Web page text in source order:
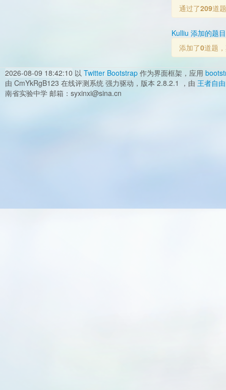
通过了209道
Kulliu 添加的题
添加了0道题
2026-08-09 18:42:10 以 Twitter Bootstrap 作为界面框架，应用
由 CmYkRgB123 在线评测系统 强力驱动，版本 2.8.2.1 ，由 王者自由
南省实验中学 邮箱：syxinxi@sina.cn